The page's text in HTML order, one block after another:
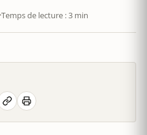
Temps de lecture : 3 min